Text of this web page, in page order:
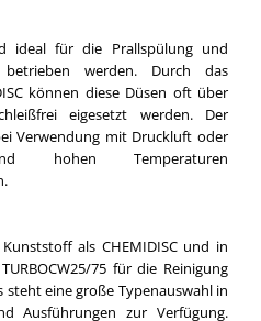
ideal für die Prallspülung und
werden. Durch das
können diese Düsen oft über
eigesetzt werden. Der
Verwendung mit Druckluft oder
hohen Temperaturen
als CHEMIDISC und in
75 für die Reinigung
steht eine große Typenauswahl in
Ausführungen zur Verfügung.